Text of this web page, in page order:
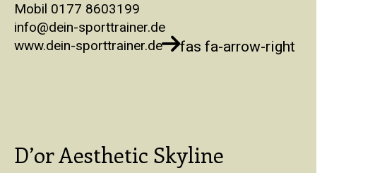
Mobil 0177 8603199
info@dein-sporttrainer.de
www.dein-sporttrainer.de
fas fa-arrow-right
D’or Aesthetic Skyline